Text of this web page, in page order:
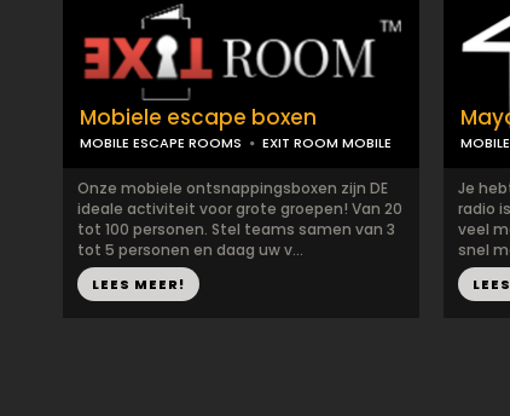
Mobiele escape boxen
MOBILE ESCAPE ROOMS EXIT ROOM MOBILE
Onze mobiele ontsnappingsboxen zijn DE
ideale activiteit voor grote groepen! Van 20
tot 100 personen. Stel teams samen van 3
tot 5 personen en daag uw v...
LEES MEER!
Je
radio
veel
snel